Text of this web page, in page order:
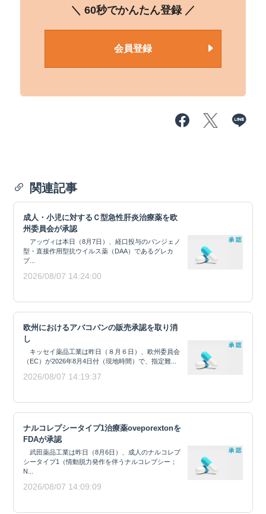
＼ 60秒でかんたん登録 ／
会員登録
関連記事
成人・小児に対するＣ型急性肝炎治療薬を欧
州委員会が承認
アッヴィは本日（8月7日）、経口投与のパンジェノ
型・直接作用型抗ウイルス薬（DAA）であるグレカ
プ...
2026/08/07 14:24:00
欧州におけるアバコパンの販売承認を取り消
し
キッセイ薬品工業は昨日（８月６日）、欧州委員会
（EC）が2026年8月4日付（現地時間）で、指定難...
2026/08/07 14:19:37
ナルコレプシータイプ1治療薬oveporextonを
FDAが承認
武田薬品工業は昨日（8月6日）、成人のナルコレプ
シータイプ1（情動脱力発作を伴うナルコレプシー；
N...
2026/08/07 14:09:09